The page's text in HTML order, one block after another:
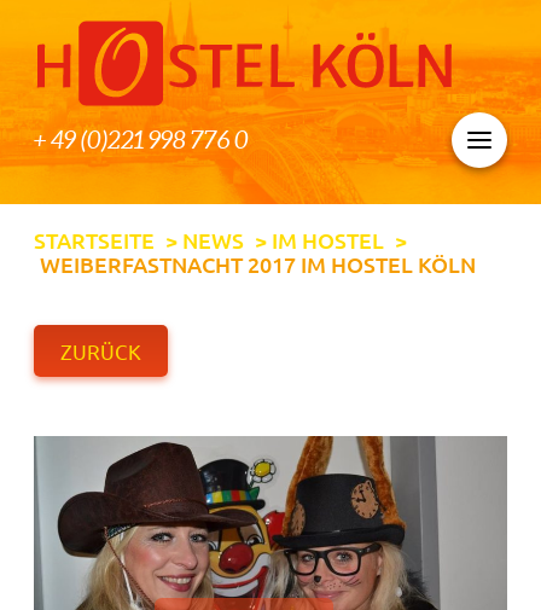
+ 49 (0)221 998 776 0
STARTSEITE > NEWS > IM HOSTEL >
WEIBERFASTNACHT 2017 IM HOSTEL KÖLN
ZURÜCK